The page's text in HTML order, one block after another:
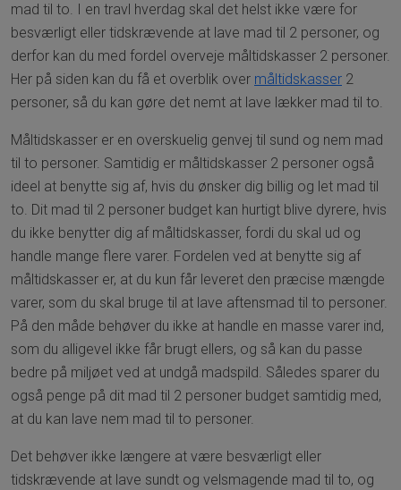
mad til to. I en travl hverdag skal det helst ikke være for
besværligt eller tidskrævende at lave mad til 2 personer, og
derfor kan du med fordel overveje måltidskasser 2 personer.
Her på siden kan du få et overblik over måltidskasser 2
personer, så du kan gøre det nemt at lave lækker mad til to.
Måltidskasser er en overskuelig genvej til sund og nem mad
til to personer. Samtidig er måltidskasser 2 personer også
ideel at benytte sig af, hvis du ønsker dig billig og let mad til
to. Dit mad til 2 personer budget kan hurtigt blive dyrere, hvis
du ikke benytter dig af måltidskasser, fordi du skal ud og
handle mange flere varer. Fordelen ved at benytte sig af
måltidskasser er, at du kun får leveret den præcise mængde
varer, som du skal bruge til at lave aftensmad til to personer.
På den måde behøver du ikke at handle en masse varer ind,
som du alligevel ikke får brugt ellers, og så kan du passe
bedre på miljøet ved at undgå madspild. Således sparer du
også penge på dit mad til 2 personer budget samtidig med,
at du kan lave nem mad til to personer.
Det behøver ikke længere at være besværligt eller
tidskrævende at lave sundt og velsmagende mad til to, og